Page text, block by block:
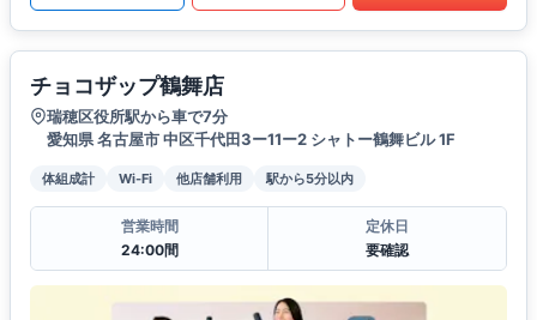
チョコザップ鶴舞店
瑞穂区役所駅から車で7分
愛知県 名古屋市 中区千代田3ー11ー2 シャトー鶴舞ビル 1F
体組成計 Wi-Fi 他店舗利用 駅から5分以内
営業時間
24:00間
定休日
要確認